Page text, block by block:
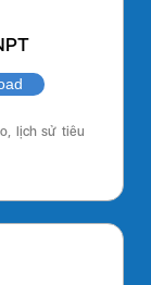
lịch sử tiêu